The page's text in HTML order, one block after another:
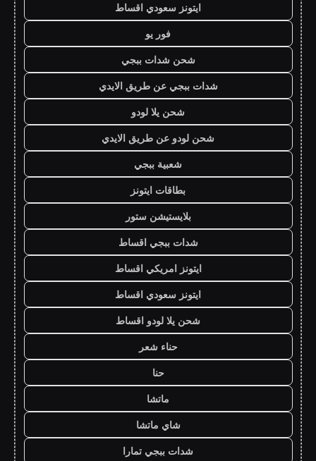
ايتونز سعودي اقساط
فور يو
شحن شدات ببجي
شدات ببجي عن طريق الايدي
شحن يلا لودو
شحن لودو عن طريق الايدي
شعبية ببجي
بطاقات ايتونز
بلايستيشن ستور
شدات ببجي اقساط
ايتونز امريكي اقساط
ايتونز سعودي اقساط
شحن يلا لودو اقساط
حناء شعر
حنا
ماتشا
شاي ماتشا
شدات ببجي تمارا